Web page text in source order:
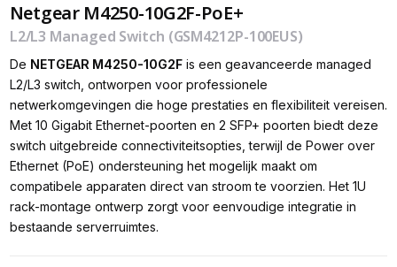
Netgear M4250-10G2F-PoE+
L2/L3 Managed Switch (GSM4212P-100EUS)
De NETGEAR M4250-10G2Fis een geavanceerde managed
L2/L3 switch, ontworpen voor professionele
netwerkomgevingen die hoge prestaties en flexibiliteit vereisen.
Met 10 Gigabit Ethernet-poorten en 2 SFP+ poorten biedt deze
switch uitgebreide connectiviteitsopties, terwijl de Power over
Ethernet (PoE) ondersteuning het mogelijk maakt om
compatibele apparaten direct van stroom te voorzien. Het 1U
rack-montage ontwerp zorgt voor eenvoudige integratie in
bestaande serverruimtes.